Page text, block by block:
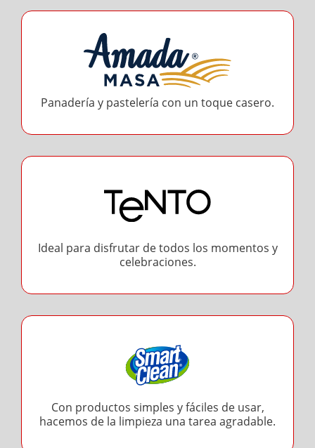
Panadería y pastelería con un toque casero.
Ideal para disfrutar de todos los momentos y
celebraciones.
Con productos simples y fáciles de usar,
hacemos de la limpieza una tarea agradable.